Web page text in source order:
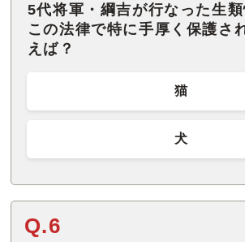
5代将軍・綱吉が行なった生類
この法律で特に手厚く保護さ
えば？
猫
犬
Q.6